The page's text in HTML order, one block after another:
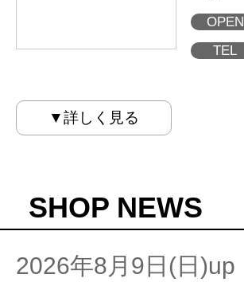
OPEN
TEL
▼詳しく見る
SHOP NEWS
2026年8月9日(日)up